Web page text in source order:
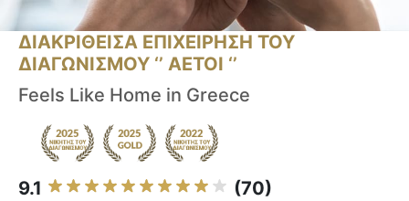
ΔΙΑΚΡΙΘΕΙΣΑ ΕΠΙΧΕΙΡΗΣΗ ΤΟΥ
ΔΙΑΓΩΝΙΣΜΟΥ ‘’ ΑΕΤΟΙ ‘’
Feels Like Home in Greece
9.1 (70)